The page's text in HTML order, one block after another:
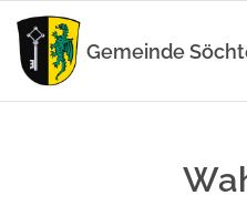
Zum
Inhalt
springen
Gemeinde